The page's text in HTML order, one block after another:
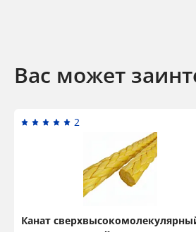
Вас может
2
Канат